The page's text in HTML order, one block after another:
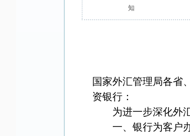
知
国家外汇管理局各省
资银行：
为进一步深化外
一、银行为客户